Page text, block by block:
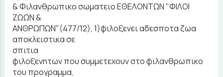
& Φιλανθρωπικο σωματειο ΕΘΕΛΟΝΤΩΝ "ΦΙΛΟΙ
ΖΩΩΝ &
ΑΝΘΡΩΠΩΝ"(477/12), 1)φιλοξενει αδεσποτα ζωα
αποκλειστικα σε
σπιτια
φιλοξενητων που συμμετεχουν στο φιλανθρωπικο
του προγραμμα,